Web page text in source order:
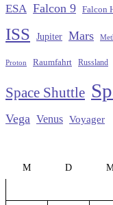
ESA Falcon 9 Falcon
ISS Jupiter Mars
Proton Raumfahrt Russland
Space Shuttle
Vega Venus Voyager
M
D